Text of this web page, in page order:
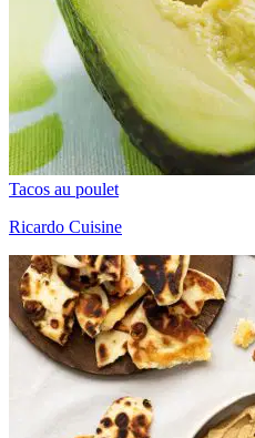
Tacos au poulet
Ricardo Cuisine